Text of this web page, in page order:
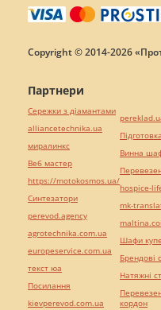
Copyright © 2014-2026
Партнери
Сережки з діамантами
alliancetechnika.ua
миралинкс
Веб мастер
https://motokosmos.ua/
Синтезатори
perevod.agency
agrotechnika.com.ua
europeservice.com.ua
текст юа
Посилання
kievperevod.com.ua
Винна
hospice-
mk-
Шафи купе
Брендові
Натяжні
кордон